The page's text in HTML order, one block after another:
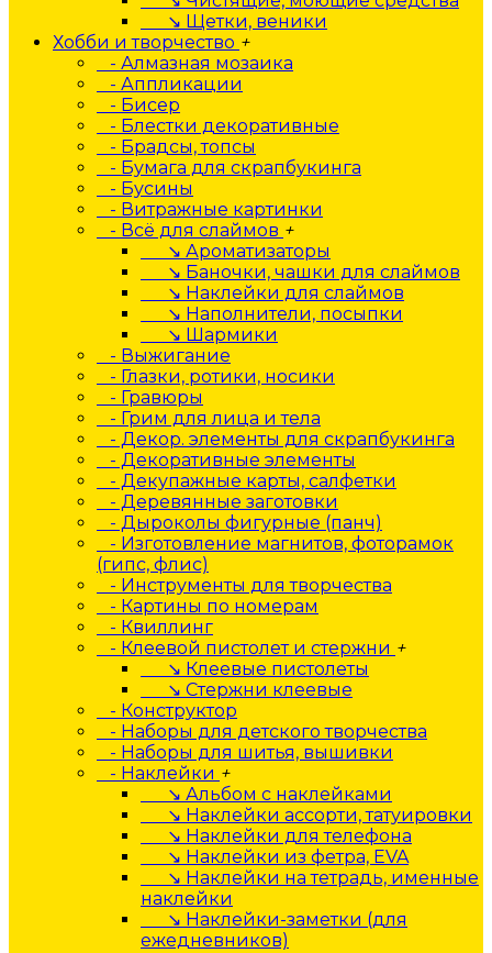
↘ Щетки, веники
Хобби и творчество +
- Алмазная мозаика
- Аппликации
- Бисер
- Блестки декоративные
- Брадсы, топсы
- Бумага для скрапбукинга
- Бусины
- Витражные картинки
- Всё для слаймов +
↘ Ароматизаторы
↘ Баночки, чашки для слаймов
↘ Наклейки для слаймов
↘ Наполнители, посыпки
↘ Шармики
- Выжигание
- Глазки, ротики, носики
- Гравюры
- Грим для лица и тела
- Декор. элементы для скрапбукинга
- Декоративные элементы
- Декупажные карты, салфетки
- Деревянные заготовки
- Дыроколы фигурные (панч)
- Изготовление магнитов, фоторамок
(гипс, флис)
- Инструменты для творчества
- Картины по номерам
- Квиллинг
- Клеевой пистолет и стержни +
↘ Клеевые пистолеты
↘ Стержни клеевые
- Конструктор
- Наборы для детского творчества
- Наборы для шитья, вышивки
- Наклейки +
↘ Альбом с наклейками
↘ Наклейки ассорти, татуировки
↘ Наклейки для телефона
↘ Наклейки из фетра, EVA
↘ Наклейки на тетрадь, именные
наклейки
↘ Наклейки-заметки (для
ежедневников)